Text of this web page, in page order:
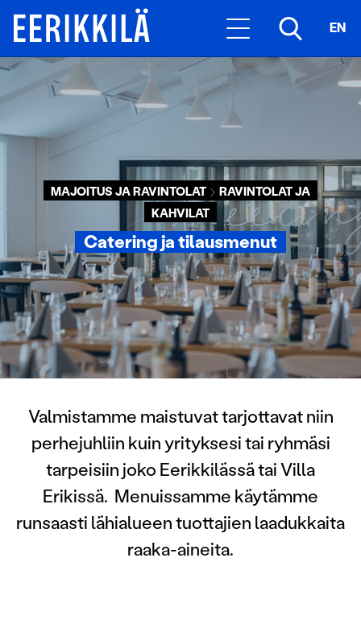
EN
MAJOITUS JA RAVINTOLAT
RAVINTOLAT JA
KAHVILAT
Catering ja tilausmenut
Valmistamme maistuvat tarjottavat niin
perhejuhliin kuin yrityksesi tai ryhmäsi
tarpeisiin joko Eerikkilässä tai Villa
Erikissä. Menuissamme käytämme
runsaasti lähialueen tuottajien laadukkaita
raaka-aineita.